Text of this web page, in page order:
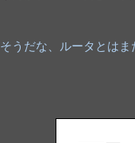
そうだな、ルータとはま